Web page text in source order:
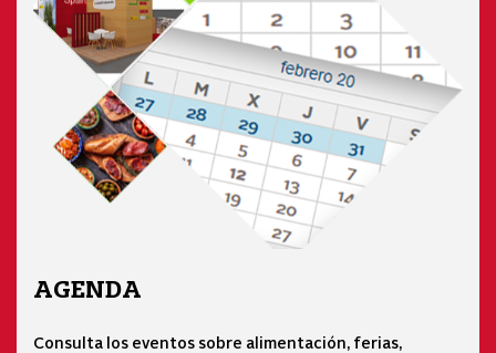
AGENDA
Consulta los eventos sobre alimentación, ferias,